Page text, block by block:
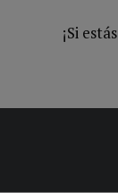
¡Si